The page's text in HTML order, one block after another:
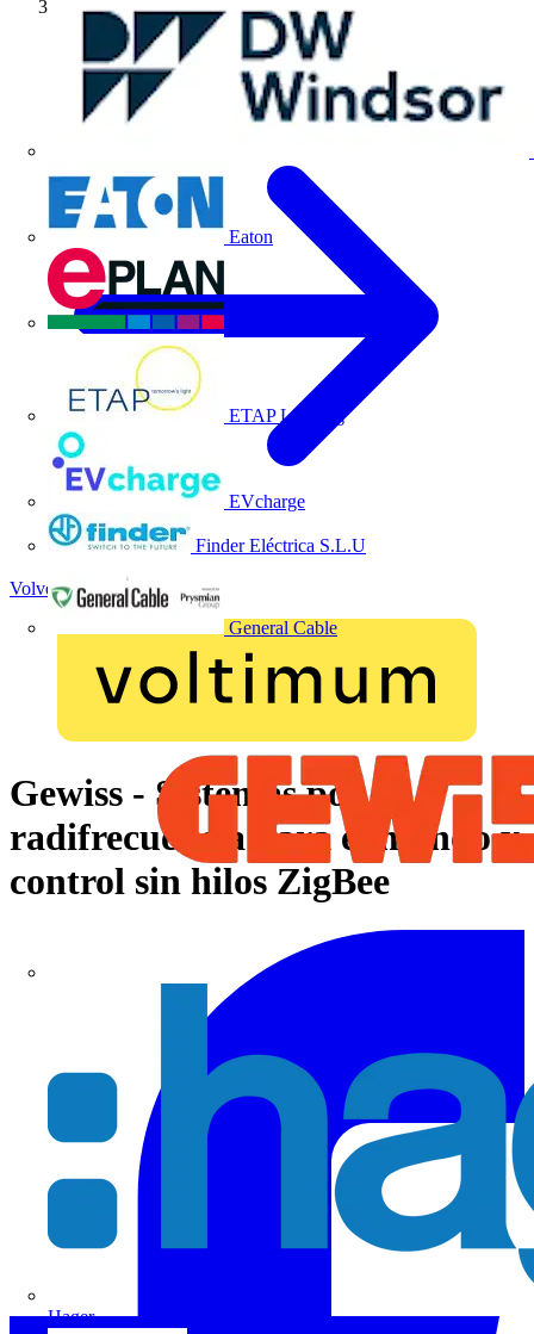
Eaton
ETAP Lighting
EVcharge
Finder Eléctrica S.L.U
General Cable
Hager
Webinar completo
Volver a Academia
Gewiss - Sistemas por
radifrecuencia para el mando y
control sin hilos ZigBee